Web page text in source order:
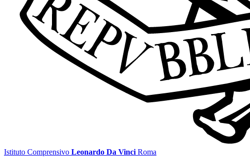
Istituto Comprensivo Leonardo Da Vinci Roma